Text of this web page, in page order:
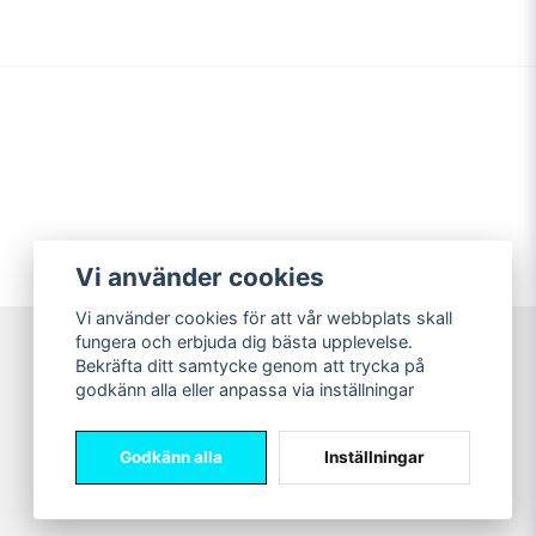
Sweet Nerds
Vi använder cookies
Vi använder cookies för att vår webbplats skall
fungera och erbjuda dig bästa upplevelse.
Bekräfta ditt samtycke genom att trycka på
godkänn alla eller anpassa via inställningar
Godkänn alla Inställningar